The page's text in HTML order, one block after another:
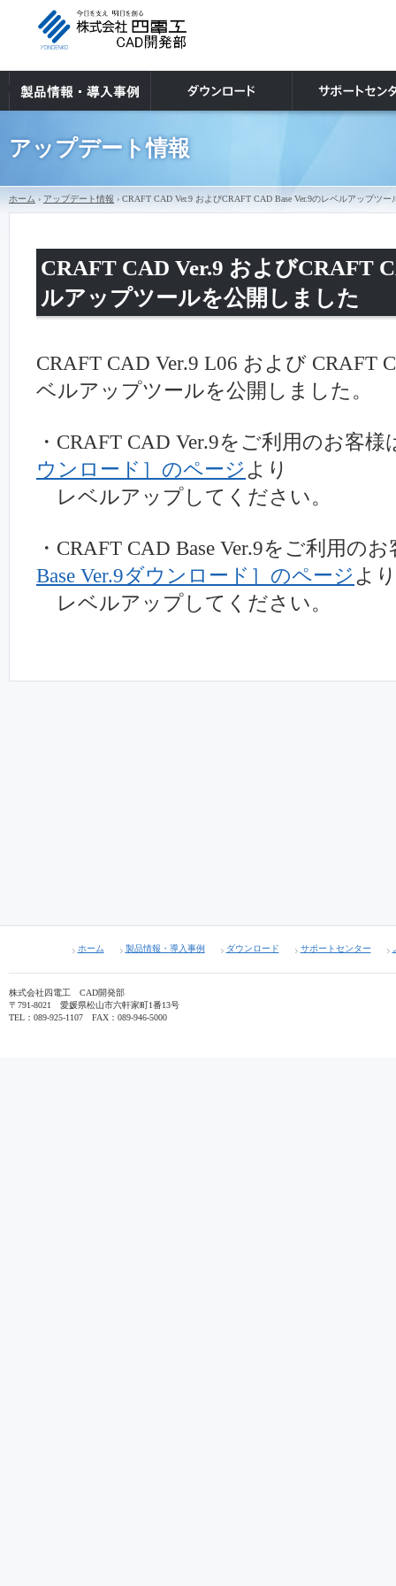
アップデート情報
ホーム › アップデート情報 › CRAFT CAD Ver.9 およびCRAFT CAD Base Ver.9のレベルアップツ
CRAFT CAD Ver.9 およびCRAFT
ルアップツールを公開しました
CRAFT CAD Ver.9 L06 および CRAFT
ベルアップツールを公開しました。
・CRAFT CAD Ver.9をご利用のお客様
ウンロード］のページより
レベルアップしてください。
・CRAFT CAD Base Ver.9をご利用の
Base Ver.9ダウンロード］のページより
レベルアップしてください。
ホーム 製品情報・導入事例 ダウンロード サポートセンター
株式会社四電工 CAD開発部
〒791-8021 愛媛県松山市六軒家町1番13号
TEL：089-925-1107 FAX：089-946-5000